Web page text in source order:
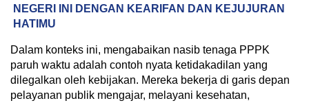
NEGERI INI DENGAN KEARIFAN DAN KEJUJURAN
HATIMU
Dalam konteks ini, mengabaikan nasib tenaga PPPK
paruh waktu adalah contoh nyata ketidakadilan yang
dilegalkan oleh kebijakan. Mereka bekerja di garis depan
pelayanan publik mengajar, melayani kesehatan,